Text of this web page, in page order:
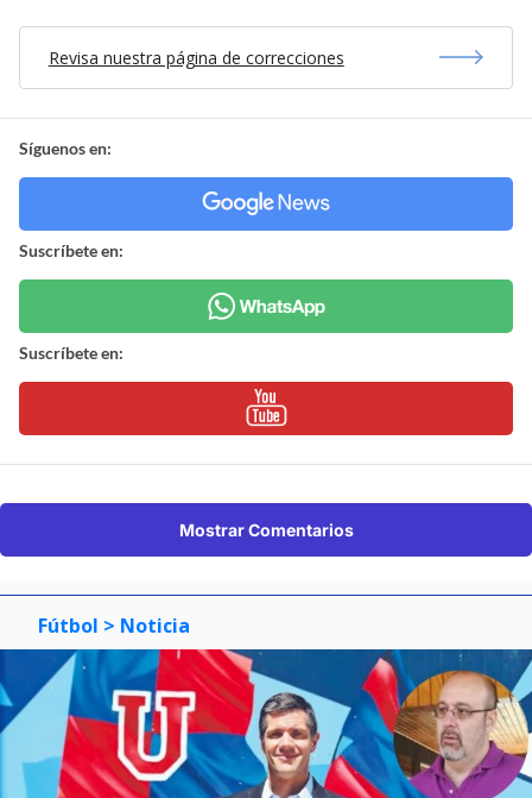
Revisa nuestra página de correcciones
Síguenos en:
Suscríbete en:
Suscríbete en:
Mostrar Comentarios
Fútbol > Noticia